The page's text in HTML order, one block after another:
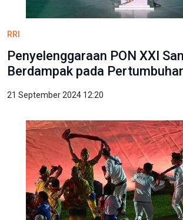
RRI
Penyelenggaraan PON XXI
Berdampak pada
21 September 2024 12:20